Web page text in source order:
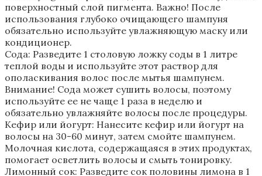
поверхностный слой пигмента. Важно! После
использования глубоко очищающего шампуня
обязательно используйте увлажняющую маску или
кондиционер.
Сода: Разведите 1 столовую ложку соды в 1 литре
теплой воды и используйте этот раствор для
ополаскивания волос после мытья шампунем.
Внимание! Сода может сушить волосы‚ поэтому
используйте ее не чаще 1 раза в неделю и
обязательно увлажняйте волосы после процедуры.
Кефир или йогурт: Нанесите кефир или йогурт на
волосы на 30-60 минут‚ затем смойте шампунем.
Молочная кислота‚ содержащаяся в этих продуктах‚
помогает осветлить волосы и смыть тонировку.
Лимонный сок: Разведите сок половины лимона в 1